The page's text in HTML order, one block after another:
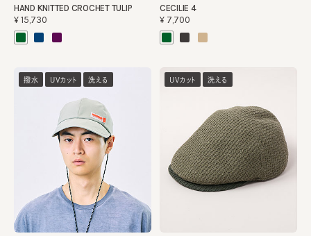
HAND KNITTED CROCHET TULIP
¥15,730
CECILIE 4
¥7,700
撥水 UVカット 洗える UVカット 洗える